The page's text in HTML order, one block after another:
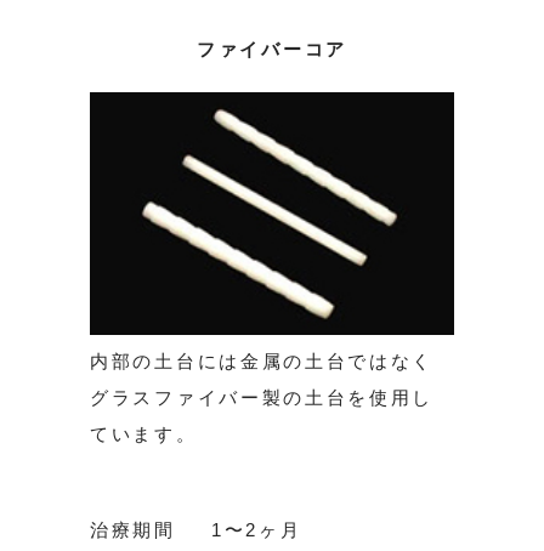
ファイバーコア
内部の土台には金属の土台ではなく
グラスファイバー製の土台を使用し
ています。
治療期間 1〜2ヶ月